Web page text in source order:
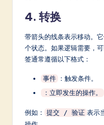
4. 转换
带箭头的线条表示移动。
个状态。如果逻辑需要，
签通常遵循以下格式：
事件 ：触发条件。
：立即发生的操作。
例如： 提交 / 验证 表示